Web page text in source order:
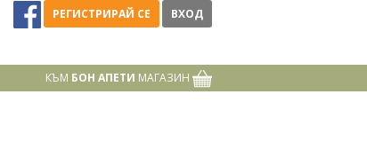
РЕГИСТРИРАЙ СЕ ВХОД
КЪМ БОН АПЕТИ МАГАЗИН